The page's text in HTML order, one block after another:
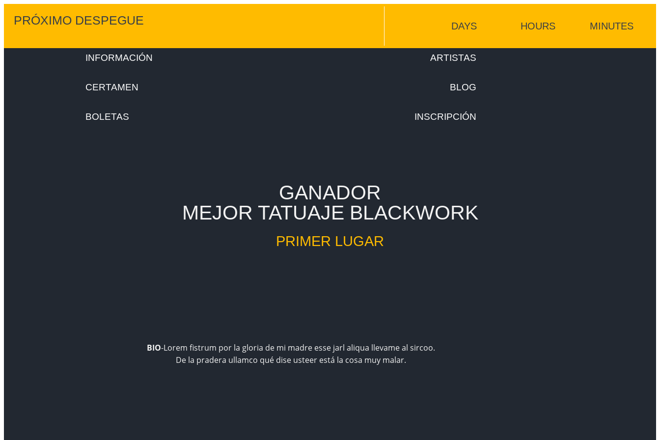
PRÓXIMO DESPEGUE DAYS HOURS MINUTES
INFORMACIÓN
CERTAMEN
BOLETAS
ARTISTAS
BLOG
INSCRIPCIÓN
GANADOR
MEJOR TATUAJE BLACKWORK
PRIMER LUGAR
BIO-Lorem fistrum por la gloria de mi madre esse jarl aliqua llevame al sircoo.
De la pradera ullamco qué dise usteer está la cosa muy malar.